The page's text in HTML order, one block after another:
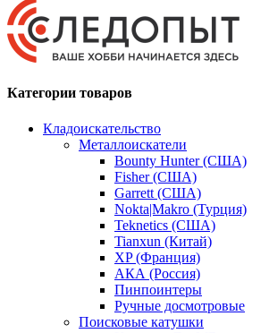
Категории товаров
Кладоискательство
Металлоискатели
Bounty Hunter (США)
Fisher (США)
Garrett (США)
Nokta|Makro (Турция)
Teknetics (США)
Tianxun (Китай)
XP (Франция)
АКА (Россия)
Пинпоинтеры
Ручные досмотровые
Поисковые катушки